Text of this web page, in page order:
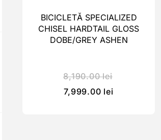
BICICLETĂ SPECIALIZED
CHISEL HARDTAIL GLOSS
DOBE/GREY ASHEN
8,190.00lei
7,999.00 lei